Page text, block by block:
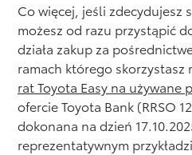
Co więcej, jeśli zdecydujesz
możesz od razu przystąpić
działa zakup za
ramach którego skorzystasz
rat Toyota Easy na używane
ofercie Toyota Bank (RRSO
dokonana na dzień
reprezentatywnym